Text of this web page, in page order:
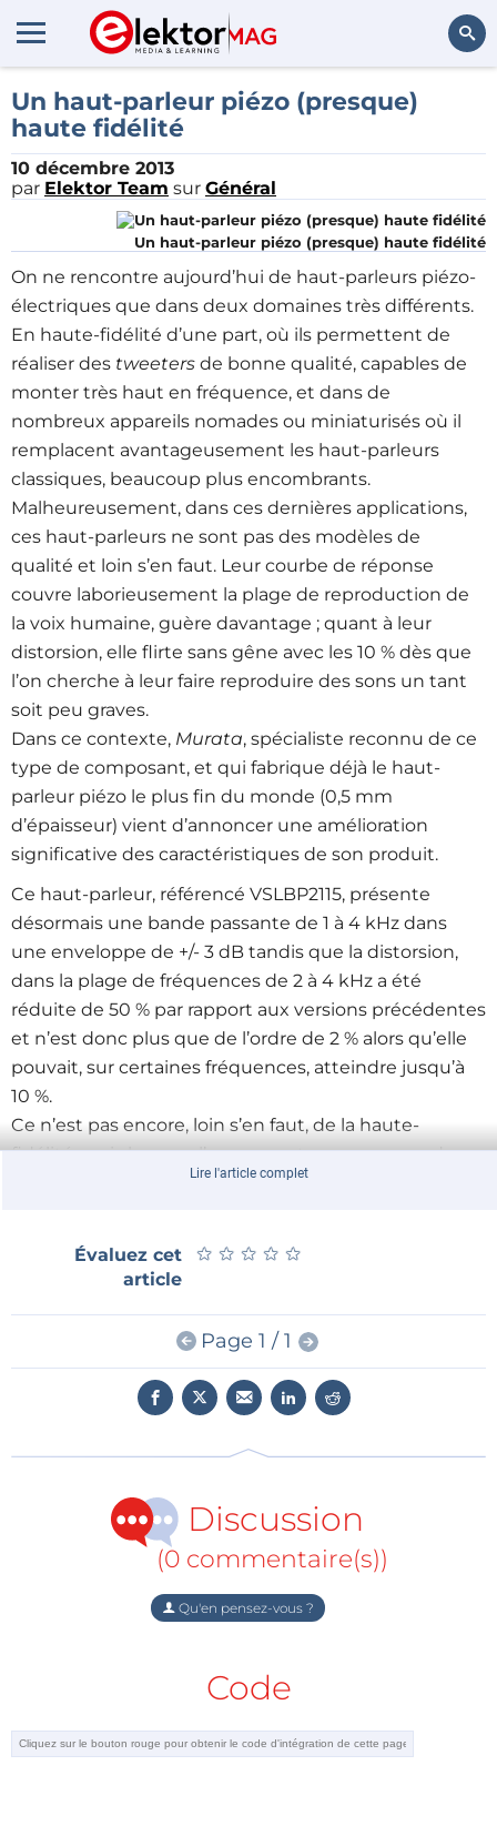
Rechercher
Un haut-parleur piézo (presque)
haute fidélité
10 décembre 2013
par Elektor Team sur Général
Un haut-parleur piézo (presque) haute fidélité
On ne rencontre aujourd’hui de haut-parleurs piézo-
électriques que dans deux domaines très différents.
En haute-fidélité d’une part, où ils permettent de
réaliser des tweeters de bonne qualité, capables de
monter très haut en fréquence, et dans de
nombreux appareils nomades ou miniaturisés où il
remplacent avantageusement les haut-parleurs
classiques, beaucoup plus encombrants.
Malheureusement, dans ces dernières applications,
ces haut-parleurs ne sont pas des modèles de
qualité et loin s’en faut. Leur courbe de réponse
couvre laborieusement la plage de reproduction de
la voix humaine, guère davantage ; quant à leur
distorsion, elle flirte sans gêne avec les 10 % dès que
l’on cherche à leur faire reproduire des sons un tant
soit peu graves.
Dans ce contexte, Murata, spécialiste reconnu de ce
type de composant, et qui fabrique déjà le haut-
parleur piézo le plus fin du monde (0,5 mm
d’épaisseur) vient d’annoncer une amélioration
significative des caractéristiques de son produit.
Ce haut-parleur, référencé VSLBP2115, présente
désormais une bande passante de 1 à 4 kHz dans
une enveloppe de +/- 3 dB tandis que la distorsion,
dans la plage de fréquences de 2 à 4 kHz a été
réduite de 50 % par rapport aux versions précédentes
et n’est donc plus que de l’ordre de 2 % alors qu’elle
pouvait, sur certaines fréquences, atteindre jusqu’à
10 %.
Ce n’est pas encore, loin s’en faut, de la haute-
fidélité, mais lorsque l’on ne peut pas se passer de ce
type de haut-parleur, cela permet au moins de
de la voix.
Lire l'article complet
Évaluez cet
article
★ ★ ★ ★ ★
★ ★ ★ ★ ★
Page 1 / 1
Discussion
(0 commentaire(s))
Qu'en pensez-vous ?
Code